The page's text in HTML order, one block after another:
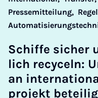
Pressemitteilung,
Schif­fe si­cher
lich re­cy­celn:
an
pro­jekt